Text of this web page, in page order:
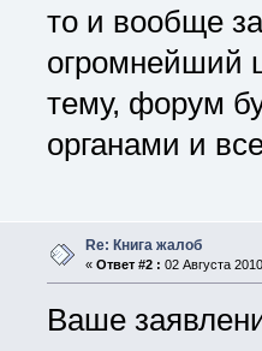
то и вообще
огромнейший
тему, форум
органами и
Re: Книга жалоб
« Ответ #2 : 02 Августа
Ваше